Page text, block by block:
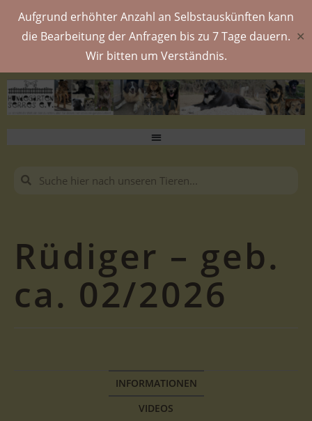
Aufgrund erhöhter Anzahl an Selbstauskünften kann
die Bearbeitung der Anfragen bis zu 7 Tage dauern.
Wir bitten um Verständnis.
✕
Rüdiger – geb.
ca. 02/2026
INFORMATIONEN
VIDEOS